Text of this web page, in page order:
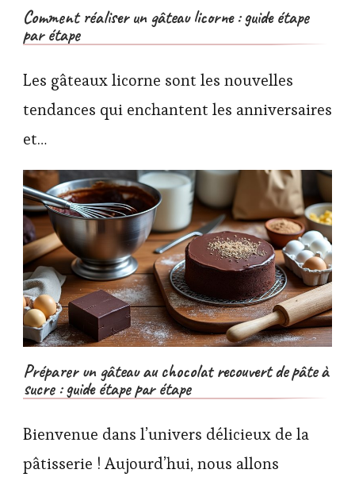
Comment réaliser un gâteau licorne : guide étape
par étape
Les gâteaux licorne sont les nouvelles
tendances qui enchantent les anniversaires
et…
Préparer un gâteau au chocolat recouvert de pâte à
sucre : guide étape par étape
Bienvenue dans l’univers délicieux de la
pâtisserie ! Aujourd’hui, nous allons